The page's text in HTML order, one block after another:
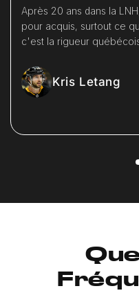
Après 20 ans dans la
pour acquis, surtout ce
c'est la rigueur
Kris Letang